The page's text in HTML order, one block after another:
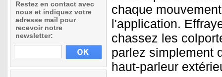
Restez en contact avec
nous et indiquez votre
adresse mail pour
recevoir notre
newsletter:
chaque
l'application.
chassez les
parlez simplement
haut-parleur